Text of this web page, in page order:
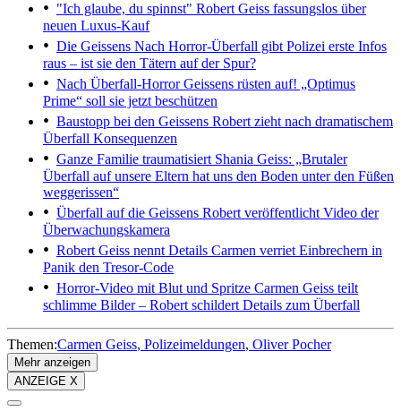
"Ich glaube, du spinnst" Robert Geiss fassungslos über
neuen Luxus-Kauf
Die Geissens Nach Horror-Überfall gibt Polizei erste Infos
raus – ist sie den Tätern auf der Spur?
Nach Überfall-HorrorGeissens rüsten auf! „Optimus
Prime“ soll sie jetzt beschützen
Baustopp bei den Geissens Robert zieht nach dramatischem
Überfall Konsequenzen
Ganze Familie traumatisiert Shania Geiss: „Brutaler
Überfall auf unsere Eltern hat uns den Boden unter den Füßen
weggerissen“
Überfall auf die Geissens Robert veröffentlicht Video der
Überwachungskamera
Robert Geiss nennt Details Carmen verriet Einbrechern in
Panik den Tresor-Code
Horror-Video mit Blut und Spritze Carmen Geiss teilt
schlimme Bilder – Robert schildert Details zum Überfall
Themen:Carmen Geiss Polizeimeldungen Oliver Pocher
Mehr anzeigen
ANZEIGE X